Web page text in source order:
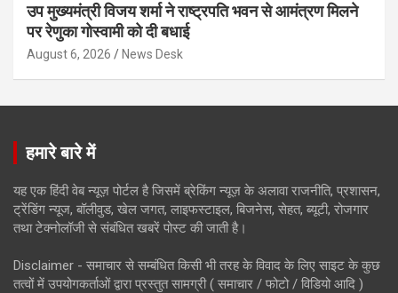
उप मुख्यमंत्री विजय शर्मा ने राष्ट्रपति भवन से आमंत्रण मिलने
पर रेणुका गोस्वामी को दी बधाई
August 6, 2026 News Desk
हमारे बारे में
यह एक हिंदी वेब न्यूज़ पोर्टल है जिसमें ब्रेकिंग न्यूज़ के अलावा राजनीति, प्रशासन,
ट्रेंडिंग न्यूज, बॉलीवुड, खेल जगत, लाइफस्टाइल, बिजनेस, सेहत, ब्यूटी, रोजगार
तथा टेक्नोलॉजी से संबंधित खबरें पोस्ट की जाती है।
Disclaimer - समाचार से सम्बंधित किसी भी तरह के विवाद के लिए साइट के कुछ
तत्वों में उपयोगकर्ताओं द्वारा प्रस्तुत सामग्री ( समाचार / फोटो / विडियो आदि )